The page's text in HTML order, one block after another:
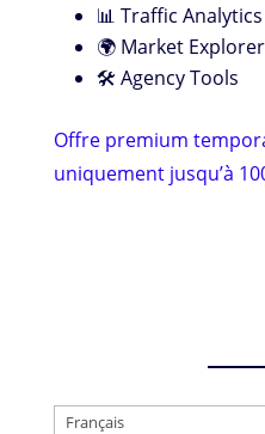
📊 Traffic Analytics
🌍 Market Explorer
🛠️ Agency Tools
Offre premium
uniquement jusqu’à
Choisir